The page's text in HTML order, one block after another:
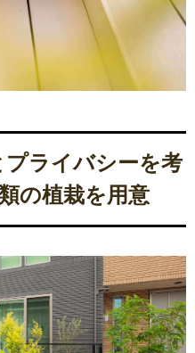
ライバシーを考
の植栽を用意